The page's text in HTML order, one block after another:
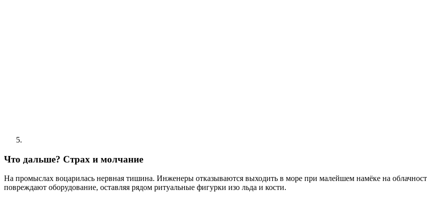
Что дальше? Страх и молчание
На промыслах воцарилась нервная тишина. Инженеры отказываются выходить в море при малейшем намёке на
повреждают оборудование, оставляя рядом ритуальные фигурки изо льда и кости.